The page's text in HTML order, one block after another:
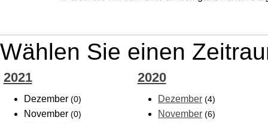
Wählen Sie einen
2021
Dezember (0)
November (0)
2020
Dezember (4)
November (6)